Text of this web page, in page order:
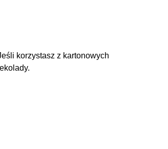
korzystasz z kartonowych